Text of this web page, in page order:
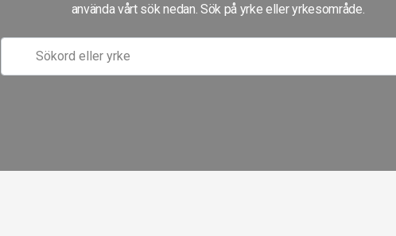
använda vårt sök nedan. Sök på yrke eller yrkesområde.